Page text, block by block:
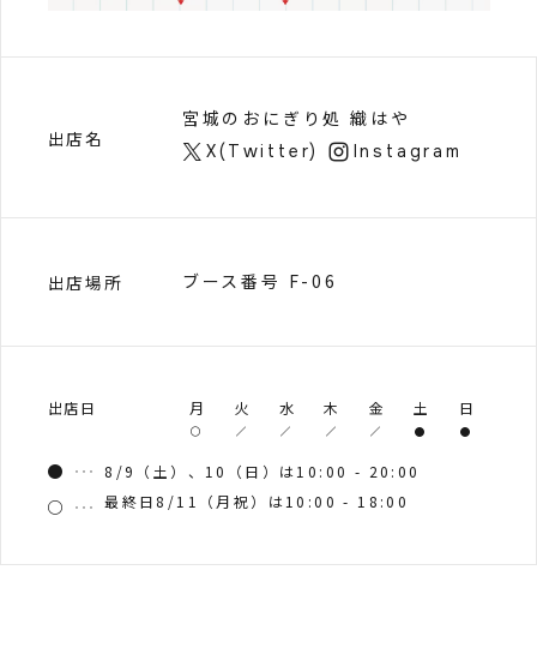
出店名
宮城のおにぎり処 織はや
X(Twitter) Instagram
出店場所 ブース番号 F-06
出店日 月 火 水 木 金 土 日
8/9（土）、10（日）は10:00 - 20:00
最終日8/11（月祝）は10:00 - 18:00